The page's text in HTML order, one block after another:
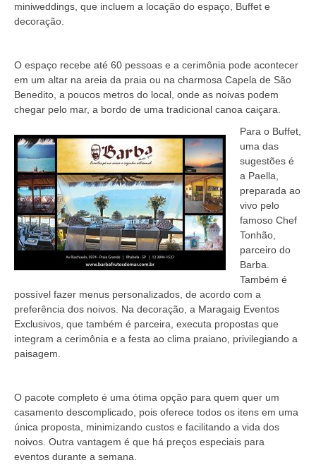
miniweddings, que incluem a locação do espaço, Buffet e
decoração.
O espaço recebe até 60 pessoas e a cerimônia pode acontecer
em um altar na areia da praia ou na charmosa Capela de São
Benedito, a poucos metros do local, onde as noivas podem
chegar pelo mar, a bordo de uma tradicional canoa caiçara.
Para o Buffet,
uma das
sugestões é
a Paella,
preparada ao
vivo pelo
famoso Chef
Tonhão,
parceiro do
Barba.
Também é
possível fazer menus personalizados, de acordo com a
preferência dos noivos. Na decoração, a Maragaig Eventos
Exclusivos, que também é parceira, executa propostas que
integram a cerimônia e a festa ao clima praiano, privilegiando a
paisagem.
O pacote completo é uma ótima opção para quem quer um
casamento descomplicado, pois oferece todos os itens em uma
única proposta, minimizando custos e facilitando a vida dos
noivos. Outra vantagem é que há preços especiais para
eventos durante a semana.